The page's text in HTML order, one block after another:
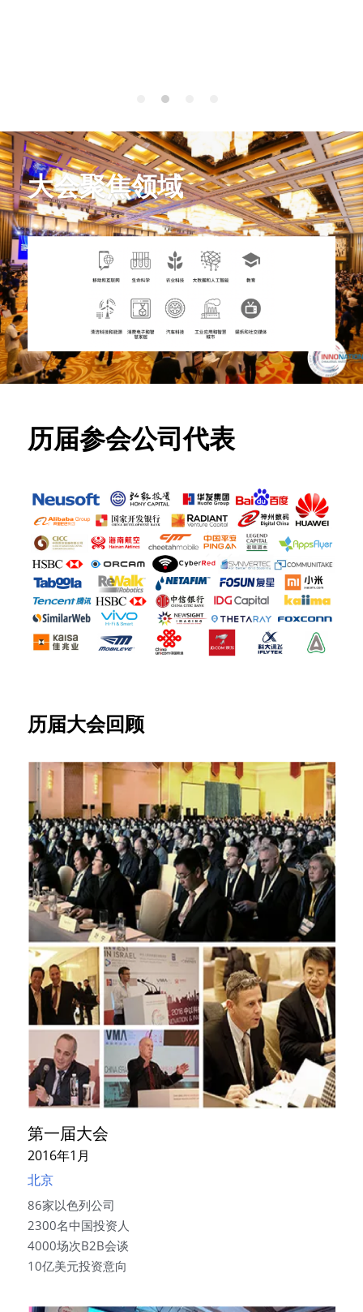
大会聚焦领域
历届参会公司代表
历届大会回顾
第一届大会
2016年1月
北京
86家以色列公司
2300名中国投资人
4000场次B2B会谈
10亿美元投资意向